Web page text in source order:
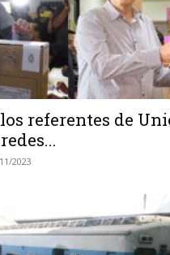
referentes de
2023